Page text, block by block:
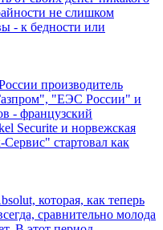
не слишком
- к бедности или
производитель
"ЕЭС России" и
- французский
Securite и норвежская
стартовал как
которая, как теперь
сравнительно молода